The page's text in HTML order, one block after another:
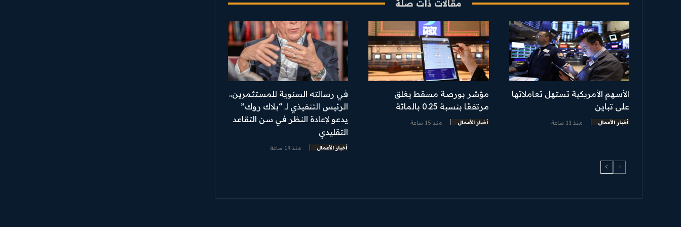
مقالات ذات صلة
الأسهم الأمريكية تستهل تعاملاتها
على تباين
أخبار الأعمال منذ 11 ساعة
مؤشر بورصة مسقط يغلق
مرتفعًا بنسبة 0.25 بالمائة
أخبار الأعمال منذ 15 ساعة
في رسالته السنوية للمستثمرين..
الرئيس التنفيذي لـ “بلاك روك”
يدعو لإعادة النظر في سن التقاعد
التقليدي
أخبار الأعمال منذ 19 ساعة